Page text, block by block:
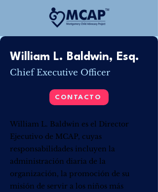
William L. Baldwin, Esq.
Chief Executive Officer
CONTACTO
William L. Baldwin es el Director
Ejecutivo de MCAP, cuyas
responsabilidades incluyen la
administración diaria de la
organización, la promoción de su
misión de servir a los niños más